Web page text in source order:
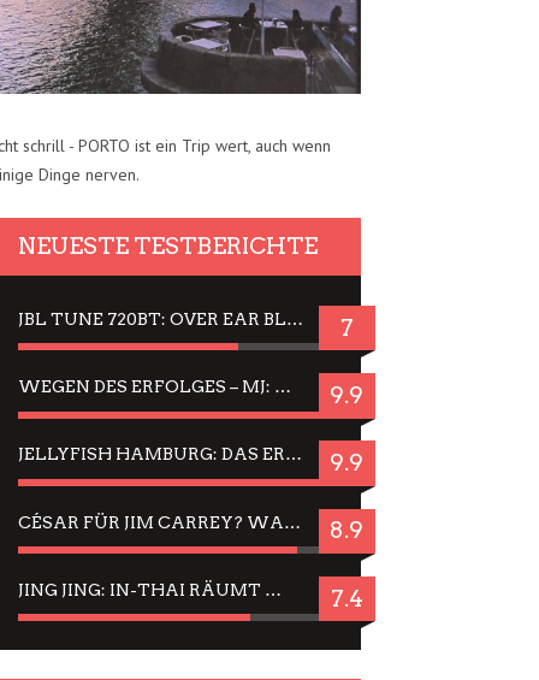
schrill - PORTO ist ein Trip wert, auch wenn
Dinge nerven.
NEUESTE TESTBERICHTE
JBL TUNE 720BT: OVER EAR BLUETOOTH KOPFHÖRER UM DIE 50,-€ IM DAUER-TEST 7
WEGEN DES ERFOLGES – MJ: MICHAEL JACKSON MUSICAL IN EINER MATINEE SEHEN 9.9
JELLYFISH HAMBURG: DAS ERFOLGREICHE SOMMER-MENÜ 2025 IN GEFÜHLEN UND BILDERN 9.9
CÉSAR FÜR JIM CARREY? WARUM DAS EINER DER NERVIGSTEN ACTORS IST UND BLEIBT 8.9
JING JING: IN-THAI RÄUMT WIEDER TITEL AB – EIN ZWEI-STUNDEN-ERLEBNISBERICHT 7.4